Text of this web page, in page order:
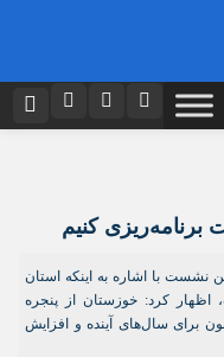
برنامه‌ریزی کنیم
نشست با اشاره به اینکه استان
اظهار کرد: خوزستان از پنجره
برای سال‌های آینده و افزایش
شد.
باشد منتشر نخواهد شد.